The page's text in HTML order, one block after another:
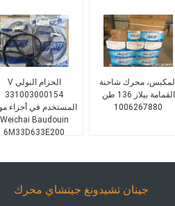
الحزام البولي V
331003000154
المستخدم في أجزاء
Weichai Baudouin
6M33D633E200
المكبس، محرك شاحنة
القمامة بيلاز 136 طن
1006267880
جينان تشيدونغ جيتشاي محرك